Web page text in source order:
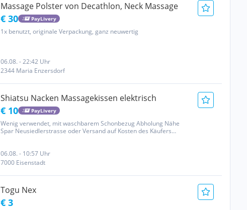
Massage Polster von Decathlon, Neck Massage
€ 30 PayLivery
1x benutzt, originale Verpackung, ganz neuwertig
06.08. - 22:42 Uhr
2344 Maria Enzersdorf
Shiatsu Nacken Massagekissen elektrisch
€ 10 PayLivery
Wenig verwendet, mit waschbarem Schonbezug Abholung Nähe
Spar Neusiedlerstrasse oder Versand auf Kosten des Käufers
06.08. - 10:57 Uhr
7000 Eisenstadt
Togu Nex
€ 3